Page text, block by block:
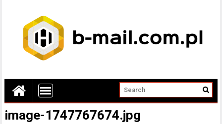
image-1747767674.jpg